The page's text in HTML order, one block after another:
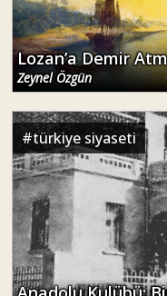
Lozan’a Demir
Zeynel Özgün
#türkiye siyaseti